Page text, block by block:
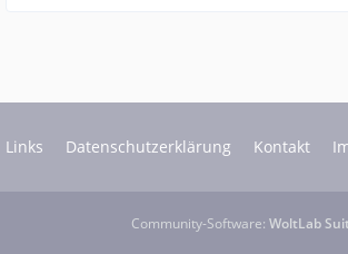
Links Datenschutzerklärung Kontakt
Community-Software: WoltLab